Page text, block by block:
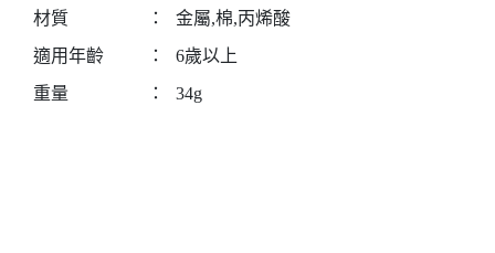
材質
：
金屬,棉,丙烯酸
適用年齡
：
6歲以上
重量
： 34g